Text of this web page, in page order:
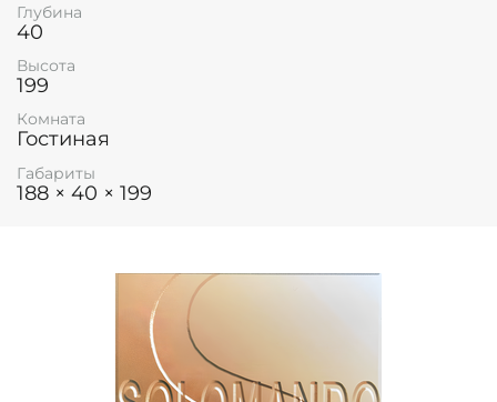
Глубина
40
Высота
199
Комната
Гостиная
Габариты
188 × 40 × 199